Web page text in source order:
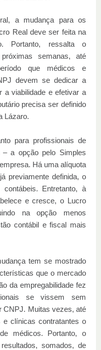
a mudança para os
Real deve ser feita na
Portanto, ressalta o
semanas, até
que médicos e
devem se dedicar a
a viabilidade e efetivar a
precisa ser definido
Lázaro.
para profissionais de
a opção pelo Simples
Há uma alíquota
previamente definida, o
Entretanto, à
e cresce, o Lucro
na opção menos
contábil e fiscal mais
tem se mostrado
que o mercado
da empregabilidade fez
se vissem sem
CNPJ. Muitas vezes, até
e clínicas contratantes o
médicos. Portanto, o
somados, de